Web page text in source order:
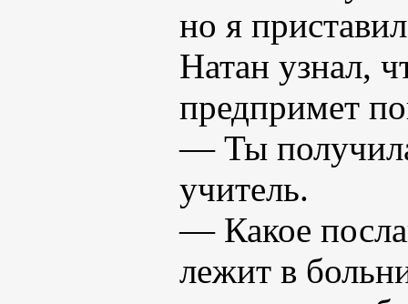
но я
Натан узнал,
предпримет
— Ты
учитель.
— Какое
лежит в